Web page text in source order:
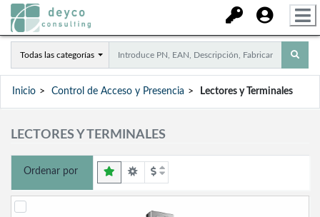
Todas las categorías
Inicio Control de Acceso y Presencia Lectores y Terminales
LECTORES Y TERMINALES
Ordenar por